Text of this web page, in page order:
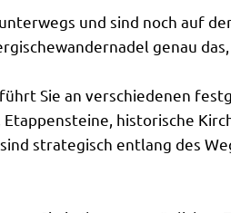
und sind noch auf
genau
Sie an verschiedenen
historische
strategisch entlang des